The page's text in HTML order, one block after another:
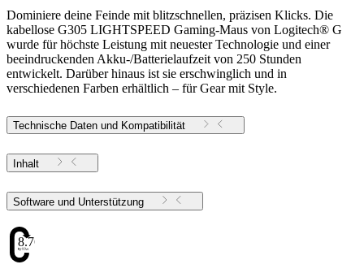
Dominiere deine Feinde mit blitzschnellen, präzisen Klicks. Die
kabellose G305 LIGHTSPEED Gaming-Maus von Logitech® G
wurde für höchste Leistung mit neuester Technologie und einer
beeindruckenden Akku-/Batterielaufzeit von 250 Stunden
entwickelt. Darüber hinaus ist sie erschwinglich und in
verschiedenen Farben erhältlich – für Gear mit Style.
Technische Daten und Kompatibilität
Inhalt
Software und Unterstützung
8.76